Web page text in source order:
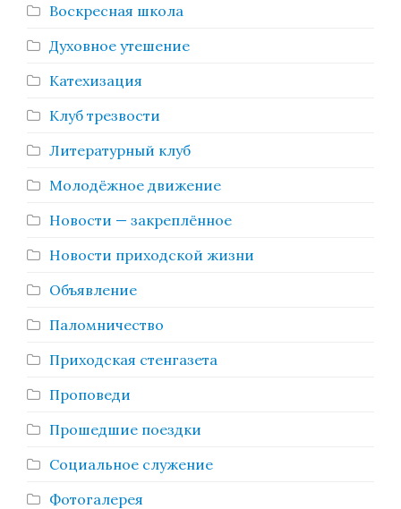
Воскресная школа
Духовное утешение
Катехизация
Клуб трезвости
Литературный клуб
Молодёжное движение
Новости — закреплённое
Новости приходской жизни
Объявление
Паломничество
Приходская стенгазета
Проповеди
Прошедшие поездки
Социальное служение
Фотогалерея